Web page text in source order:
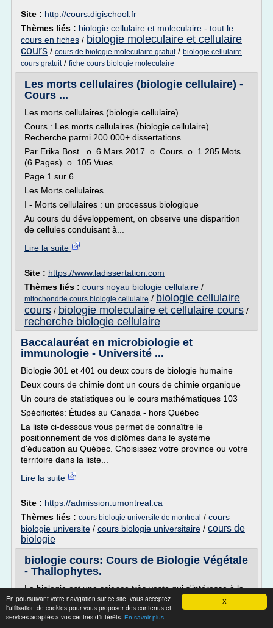
X
En poursuivant votre navigation sur ce site, vous acceptez
l'utilisation de cookies pour vous proposer des contenus et
services adaptés à vos centres d'intérêts. En savoir plus
Site : http://cours.digischool.fr
Thèmes liés : biologie cellulaire et moleculaire - tout le
cours en fiches / biologie moleculaire et cellulaire
cours / cours de biologie moleculaire gratuit/ biologie cellulaire
cours gratuit/ fiche cours biologie moleculaire
Les morts cellulaires (biologie cellulaire) -
Cours ...
Les morts cellulaires (biologie cellulaire)
Cours : Les morts cellulaires (biologie cellulaire).
Recherche parmi 200 000+ dissertations
Par Erika Bost o 6 Mars 2017 o Cours o 1 285 Mots
(6 Pages) o 105 Vues
Page 1 sur 6
Les Morts cellulaires
I - Morts cellulaires : un processus biologique
Au cours du développement, on observe une disparition
de cellules conduisant à...
Lire la suite
Site : https://www.ladissertation.com
Thèmes liés : cours noyau biologie cellulaire /
mitochondrie cours biologie cellulaire / biologie cellulaire
cours / biologie moleculaire et cellulaire cours /
recherche biologie cellulaire
Baccalauréat en microbiologie et
immunologie - Université ...
Biologie 301 et 401 ou deux cours de biologie humaine
Deux cours de chimie dont un cours de chimie organique
Un cours de statistiques ou le cours mathématiques 103
Spécificités: Études au Canada - hors Québec
La liste ci-dessous vous permet de connaître le
positionnement de vos diplômes dans le système
d'éducation au Québec. Choisissez votre province ou votre
territoire dans la liste...
Lire la suite
Site : https://admission.umontreal.ca
Thèmes liés : cours biologie universite de montreal / cours
biologie universite / cours biologie universitaire / cours de
biologie
biologie cours: Cours de Biologie Végétale
- Thallophytes.
La biologie est une science très vaste qui s'intéresse à la
vie sous toutes ses formes.vous pouvez trouvez ici tous
les cours de biologie animale
,végétales,cellulures,histologie..et d'autre.